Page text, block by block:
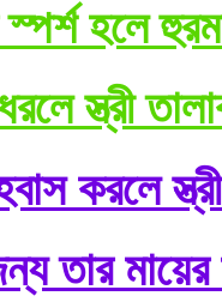
স্পর্শ হলে
স্ত্রী
করলে
তার মায়ের